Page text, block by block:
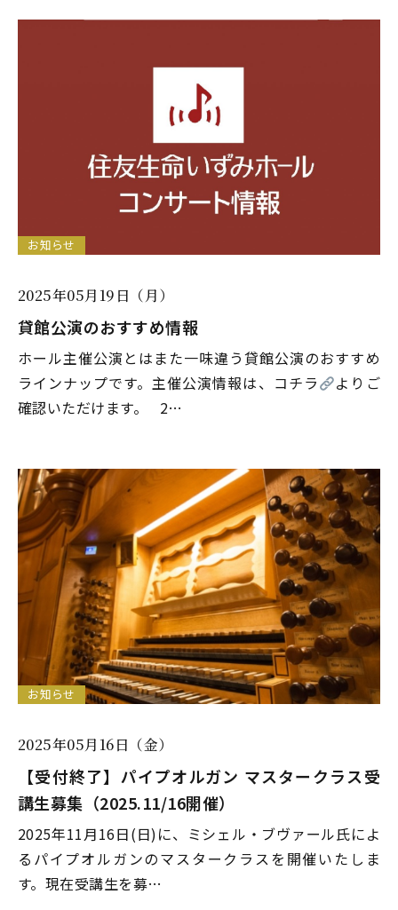
お知らせ
2025年05月19日（月）
貸館公演のおすすめ情報
ホール主催公演とはまた一味違う貸館公演のおすすめ
ラインナップです。主催公演情報は、コチラ
よりご
確認いただけます。 2…
お知らせ
2025年05月16日（金）
【受付終了】パイプオルガン マスタークラス受
講生募集（2025.11/16開催）
2025年11月16日(日)に、ミシェル・ブヴァール氏によ
るパイプオルガンのマスタークラスを開催いたしま
す。現在受講生を募…